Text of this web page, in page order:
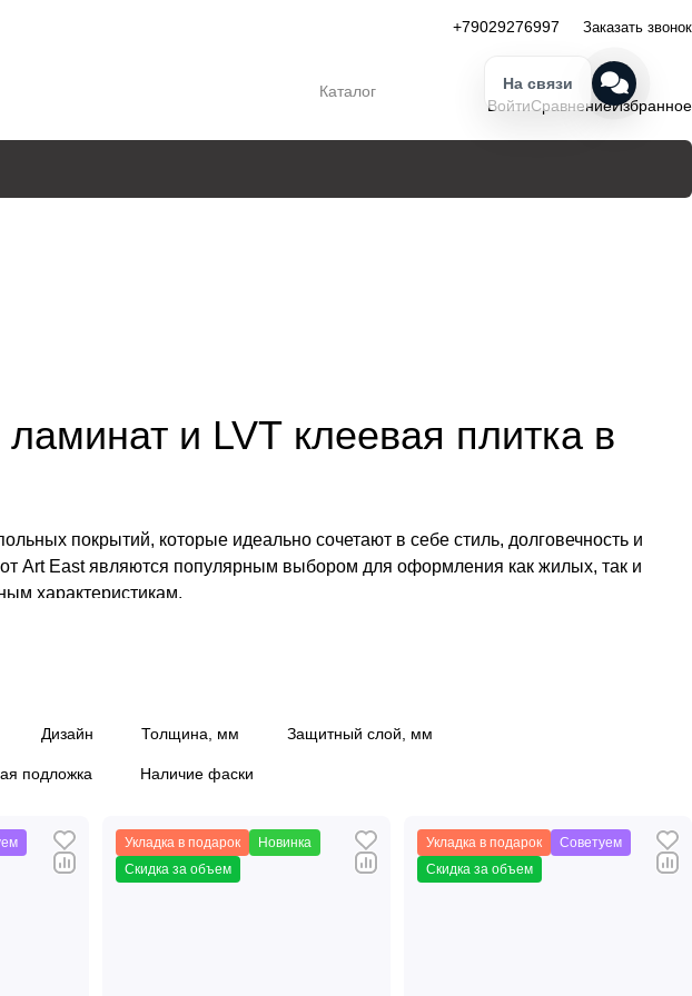
+79029276997 Заказать звонок
Каталог
ВойтиСравнениеИзбранное
и LVT клеевая плитка в
покрытий, которые идеально сочетают в себе стиль, долговечность и
Art East являются популярным выбором для оформления как жилых, так и
характеристикам.
SPC ламината:
устойчив к механическим повреждениям, что делает его
в помещениях с повышенной влажностью, таких как кухни, ванные
Дизайн Толщина, мм Защитный слой, мм
подложка Наличие фаски
Укладка в подарок
Новинка
Скидка за объем
Укладка в подарок
Советуем
Скидка за объем
На связи